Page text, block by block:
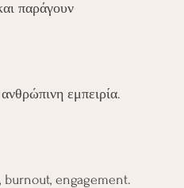
παράγουν
εμπειρία.
burnout, engagement.